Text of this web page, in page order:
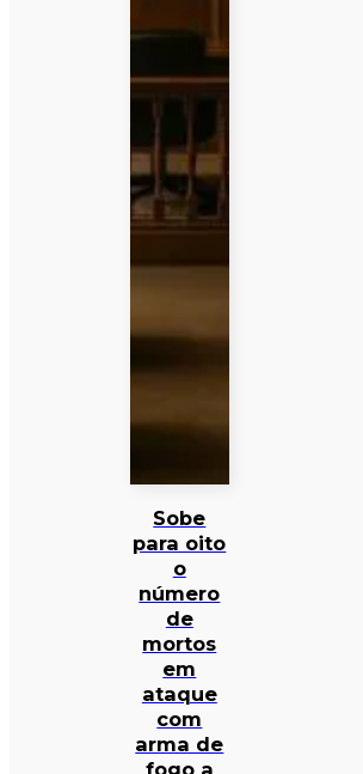
Sobe
para oito
o
número
de
mortos
em
ataque
com
arma de